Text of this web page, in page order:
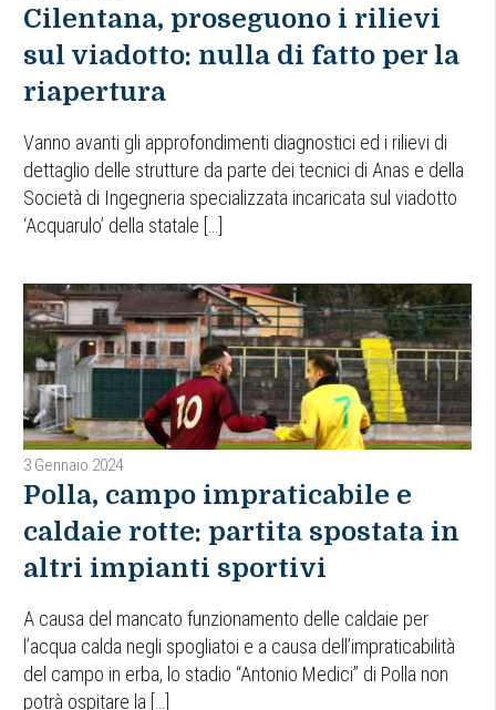
Cilentana, proseguono i rilievi
sul viadotto: nulla di fatto per la
riapertura
Vanno avanti gli approfondimenti diagnostici ed i rilievi di
dettaglio delle strutture da parte dei tecnici di Anas e della
Società di Ingegneria specializzata incaricata sul viadotto
‘Acquarulo’ della statale […]
3 Gennaio 2024
Polla, campo impraticabile e
caldaie rotte: partita spostata in
altri impianti sportivi
A causa del mancato funzionamento delle caldaie per
l’acqua calda negli spogliatoi e a causa dell’impraticabilità
del campo in erba, lo stadio “Antonio Medici” di Polla non
potrà ospitare la […]